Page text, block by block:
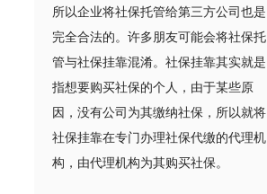
所以企业将社保托管给第三方公司也是
完全合法的。许多朋友可能会将社保托
管与社保挂靠混淆。社保挂靠其实就是
指想要购买社保的个人，由于某些原
因，没有公司为其缴纳社保，所以就将
社保挂靠在专门办理社保代缴的代理机
构，由代理机构为其购买社保。